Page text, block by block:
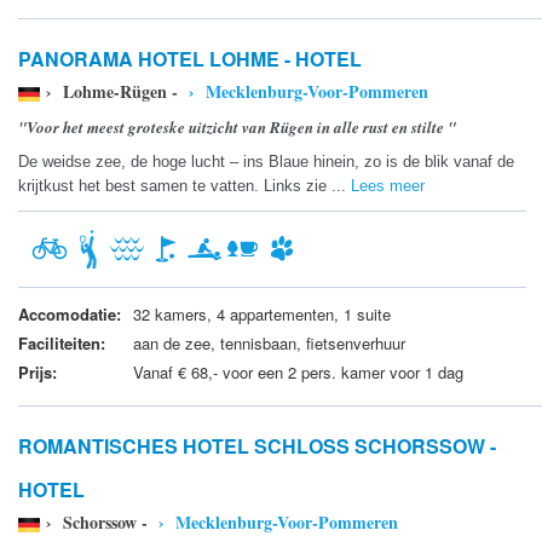
PANORAMA HOTEL LOHME - HOTEL
› Lohme-Rügen - › Mecklenburg-Voor-Pommeren
"Voor het meest groteske uitzicht van Rügen in alle rust en stilte "
De weidse zee, de hoge lucht – ins Blaue hinein, zo is de blik vanaf de
krijtkust het best samen te vatten. Links zie ... Lees meer
Accomodatie: 32 kamers, 4 appartementen, 1 suite
Faciliteiten:
aan de zee, tennisbaan, fietsenverhuur
Prijs:
Vanaf € 68,- voor een 2 pers. kamer voor 1 dag
ROMANTISCHES HOTEL SCHLOSS SCHORSSOW -
HOTEL
› Schorssow - › Mecklenburg-Voor-Pommeren